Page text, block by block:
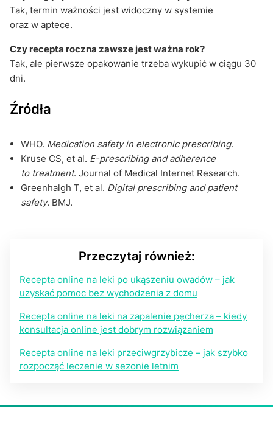
Tak, termin ważności jest widoczny w systemie
oraz w aptece.
Czy recepta roczna zawsze jest ważna rok?
Tak, ale pierwsze opakowanie trzeba wykupić w ciągu 30
dni.
Źródła
WHO. Medication safety in electronic prescribing.
Kruse CS, et al. E-prescribing and adherence
to treatment. Journal of Medical Internet Research.
Greenhalgh T, et al. Digital prescribing and patient
safety. BMJ.
Przeczytaj również:
Recepta online na leki po ukąszeniu owadów – jak
uzyskać pomoc bez wychodzenia z domu
Recepta online na leki na zapalenie pęcherza – kiedy
konsultacja online jest dobrym rozwiązaniem
Recepta online na leki przeciwgrzybicze – jak szybko
rozpocząć leczenie w sezonie letnim